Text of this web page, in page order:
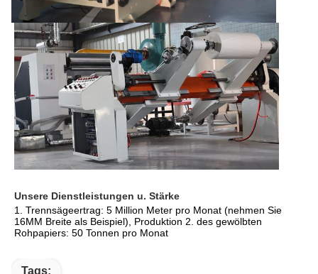
Unsere Dienstleistungen u. Stärke
1. Trennsägeertrag: 5 Million Meter pro Monat (nehmen Sie
16MM Breite als Beispiel), Produktion 2. des gewölbten
Rohpapiers: 50 Tonnen pro Monat
Tags: